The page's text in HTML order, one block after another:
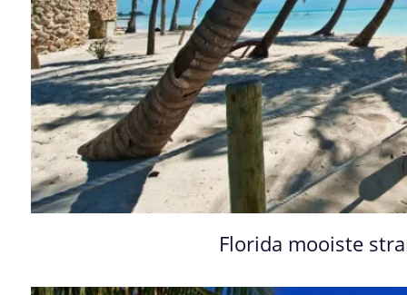
Florida mooiste